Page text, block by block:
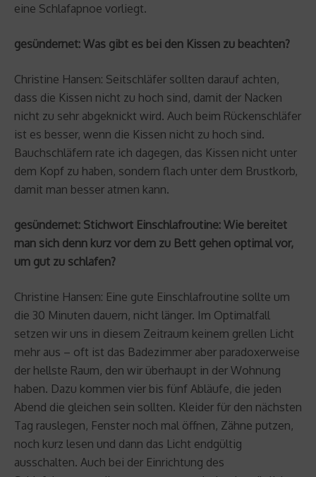
eine Schlafapnoe vorliegt.
gesündernet: Was gibt es bei den Kissen zu beachten?
Christine Hansen: Seitschläfer sollten darauf achten,
dass die Kissen nicht zu hoch sind, damit der Nacken
nicht zu sehr abgeknickt wird. Auch beim Rückenschläfer
ist es besser, wenn die Kissen nicht zu hoch sind.
Bauchschläfern rate ich dagegen, das Kissen nicht unter
dem Kopf zu haben, sondern flach unter dem Brustkorb,
damit man besser atmen kann.
gesündernet: Stichwort Einschlafroutine: Wie bereitet
man sich denn kurz vor dem zu Bett gehen optimal vor,
um gut zu schlafen?
Christine Hansen: Eine gute Einschlafroutine sollte um
die 30 Minuten dauern, nicht länger. Im Optimalfall
setzen wir uns in diesem Zeitraum keinem grellen Licht
mehr aus – oft ist das Badezimmer aber paradoxerweise
der hellste Raum, den wir überhaupt in der Wohnung
haben. Dazu kommen vier bis fünf Abläufe, die jeden
Abend die gleichen sein sollten. Kleider für den nächsten
Tag rauslegen, Fenster noch mal öffnen, Zähne putzen,
noch kurz lesen und dann das Licht endgültig
ausschalten. Auch bei der Einrichtung des